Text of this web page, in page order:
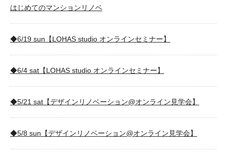
はじめてのマンションリノベ
◆6/19 sun【LOHAS studio オンラインセミナー】
◆6/4 sat【LOHAS studio オンラインセミナー】
◆5/21 sat【デザインリノベーション@オンライン見学会】
◆5/8 sun【デザインリノベーション@オンライン見学会】